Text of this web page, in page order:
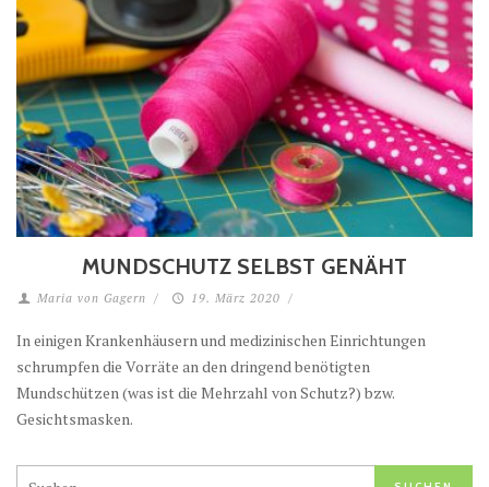
MUNDSCHUTZ SELBST GENÄHT
Maria von Gagern / 19. März 2020 /
In einigen Krankenhäusern und medizinischen Einrichtungen
schrumpfen die Vorräte an den dringend benötigten
Mundschützen (was ist die Mehrzahl von Schutz?) bzw.
Gesichtsmasken.